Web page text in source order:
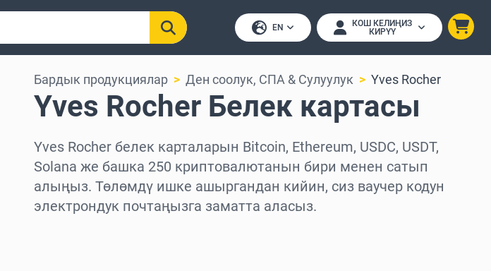
EN
КОШ КЕЛИҢИЗ
КИРҮҮ
Бардык продукциялар Ден соолук, СПА & Сулуулук Yves Rocher
Yves Rocher Белек картасы
Yves Rocher белек карталарын Bitcoin, Ethereum, USDC, USDT,
Solana же башка 250 криптовалютанын бири менен сатып
алыңыз. Төлөмдү ишке ашыргандан кийин, сиз ваучер кодун
электрондук почтаңызга заматта аласыз.